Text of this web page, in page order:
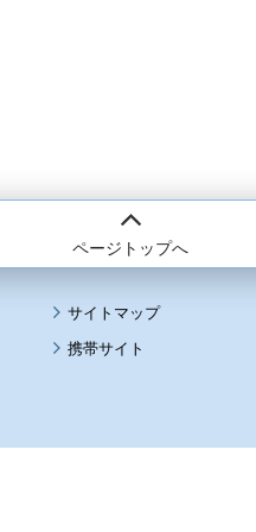
ページトップへ
サイトマップ
携帯サイト